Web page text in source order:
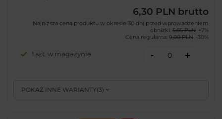
POKAŻ INNE WARIANTY(3)
6,30 PLN brutto
Najniższa cena produktu w okresie 30 dni przed wprowadzeniem
obniżki: 5,85 PLN +7%
Cena regularna: 9,00 PLN -30%
1 szt. w magazynie - +